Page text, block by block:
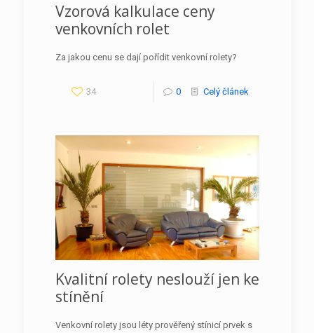
Vzorová kalkulace ceny
venkovních rolet
Za jakou cenu se dají pořídit venkovní rolety?
34 0 Celý článek
Kvalitní rolety neslouží jen ke
stínění
Venkovní rolety jsou léty prověřený stínicí prvek s